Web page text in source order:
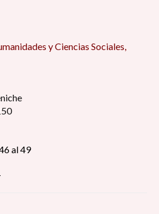
y Ciencias Sociales,
al 49